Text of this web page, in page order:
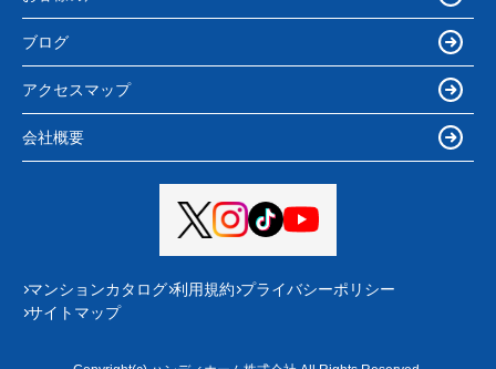
ブログ
アクセスマップ
会社概要
マンションカタログ 利用規約 プライバシーポリシー
サイトマップ